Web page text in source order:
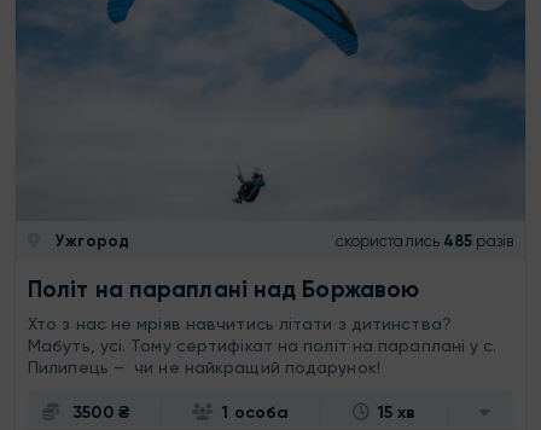
Ужгород скористались 485 разів
Політ на параплані над Боржавою
Хто з нас не мріяв навчитись літати з дитинства?
Мабуть, усі. Тому сертифікат на політ на параплані у с.
Пилипець – чи не найкращий подарунок!
3500 ₴ 1 особа 15 хв